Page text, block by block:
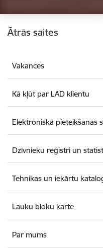
Kājene
Ātrās saites
Vakances
Kā kļūt par LAD klientu
Elektroniskā pieteikšanās
Dzīvnieku reģistri un
Tehnikas un iekārtu
Lauku bloku karte
Par mums